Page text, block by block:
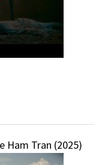
Ham Tran (2025)